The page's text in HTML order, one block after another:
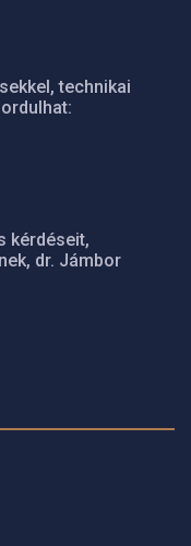
technikai
kérdéseit,
dr. Jámbor